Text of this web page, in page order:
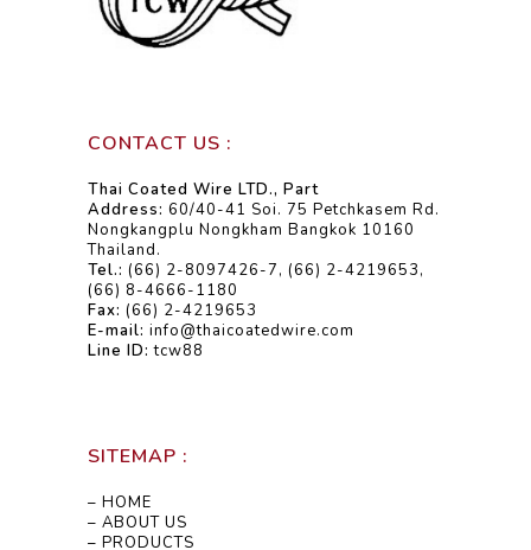
CONTACT US :
Thai Coated Wire LTD., Part
Address: 60/40-41 Soi. 75 Petchkasem Rd.
Nongkangplu Nongkham Bangkok 10160
Thailand.
Tel.: (66) 2-8097426-7, (66) 2-4219653,
(66) 8-4666-1180
Fax: (66) 2-4219653
E-mail: info@thaicoatedwire.com
Line ID: tcw88
SITEMAP :
– HOME
– ABOUT US
– PRODUCTS